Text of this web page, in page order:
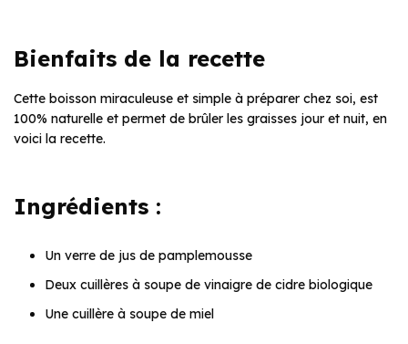
Bienfaits de la recette
Cette boisson miraculeuse et simple à préparer chez soi, est
100% naturelle et permet de brûler les graisses jour et nuit, en
voici la recette.
Ingrédients :
Un verre de jus de pamplemousse
Deux cuillères à soupe de vinaigre de cidre biologique
Une cuillère à soupe de miel